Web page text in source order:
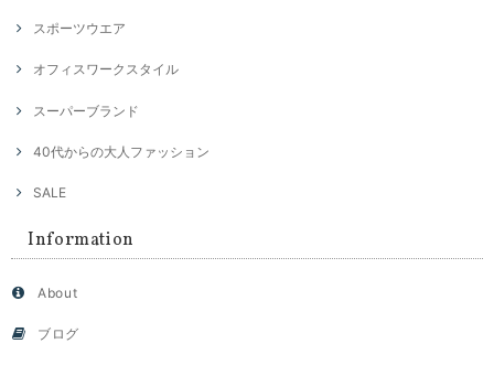
スポーツウエア
オフィスワークスタイル
スーパーブランド
40代からの大人ファッション
SALE
Information
About
ブログ